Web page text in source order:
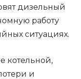
дизельный
работу
ситуациях.
котельной,
и